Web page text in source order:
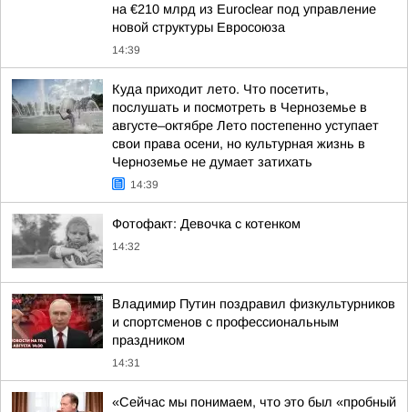
на €210 млрд из Euroclear под управление
новой структуры Евросоюза
14:39
Куда приходит лето. Что посетить,
послушать и посмотреть в Черноземье в
августе–октябре Лето постепенно уступает
свои права осени, но культурная жизнь в
Черноземье не думает затихать
14:39
Фотофакт: Девочка с котенком
14:32
Владимир Путин поздравил физкультурников
и спортсменов с профессиональным
праздником
14:31
«Сейчас мы понимаем, что это был «пробный